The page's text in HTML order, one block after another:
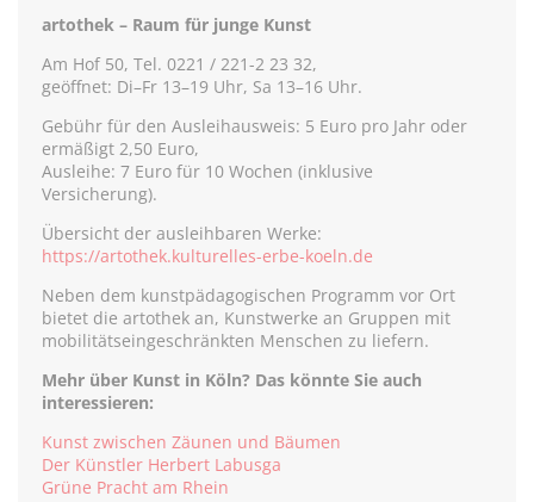
artothek – Raum für junge Kunst
Am Hof 50, Tel. 0221 / 221-2 23 32,
geöffnet: Di–Fr 13–19 Uhr, Sa 13–16 Uhr.
Gebühr für den Ausleihausweis: 5 Euro pro Jahr oder
ermäßigt 2,50 Euro,
Ausleihe: 7 Euro für 10 Wochen (inklusive
Versicherung).
Übersicht der ausleihbaren Werke:
https://artothek.kulturelles-erbe-koeln.de
Neben dem kunstpädagogischen Programm vor Ort
bietet die artothek an, Kunstwerke an Gruppen mit
mobilitätseingeschränkten Menschen zu liefern.
Mehr über Kunst in Köln? Das könnte Sie auch
interessieren:
Kunst zwischen Zäunen und Bäumen
Der Künstler Herbert Labusga
Grüne Pracht am Rhein